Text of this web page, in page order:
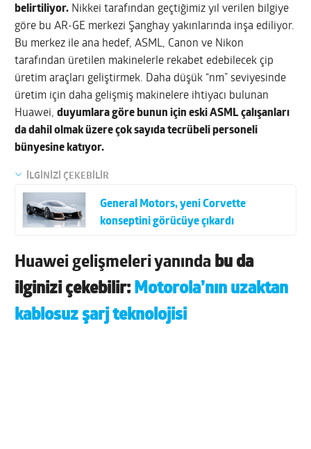
belirtiliyor. Nikkei tarafından geçtiğimiz yıl verilen bilgiye
göre bu AR-GE merkezi Şanghay yakınlarında inşa ediliyor.
Bu merkez ile ana hedef, ASML, Canon ve Nikon
tarafından üretilen makinelerle rekabet edebilecek çip
üretim araçları geliştirmek. Daha düşük “nm” seviyesinde
üretim için daha gelişmiş makinelere ihtiyacı bulunan
Huawei,duyumlara göre bunun için eski ASML çalışanları
da dahil olmak üzere çok sayıda tecrübeli personeli
bünyesine katıyor.
İLGİNİZİ ÇEKEBİLİR
General Motors, yeni Corvette
konseptini görücüye çıkardı
Huawei gelişmeleri yanında bu da
ilginizi çekebilir: Motorola’nın uzaktan
kablosuz şarj teknolojisi